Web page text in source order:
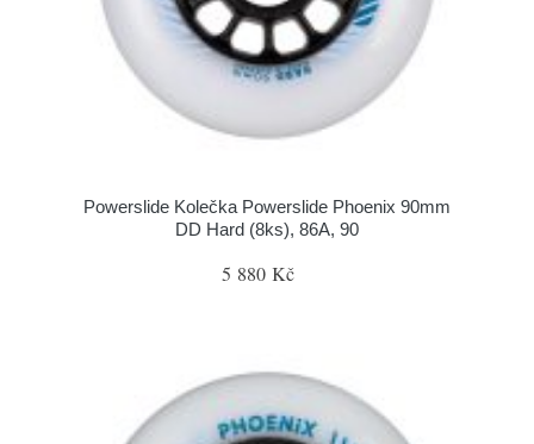
Powerslide Kolečka Powerslide Phoenix 90mm
DD Hard (8ks), 86A, 90
5 880 Kč